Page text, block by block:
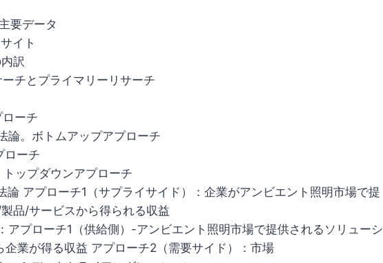
要データ
イト
訳
チとプライマリーリサーチ
ーチ
論。ボトムアップアプローチ
ローチ
ップダウンアプローチ
論 アプローチ1（サプライサイド）：企業がアンビエント照明市場で提
品/サービスから得られる収益
アプローチ1（供給側）-アンビエント照明市場で提供されるソリューシ
企業が得る収益 アプローチ2（需要サイド）：市場